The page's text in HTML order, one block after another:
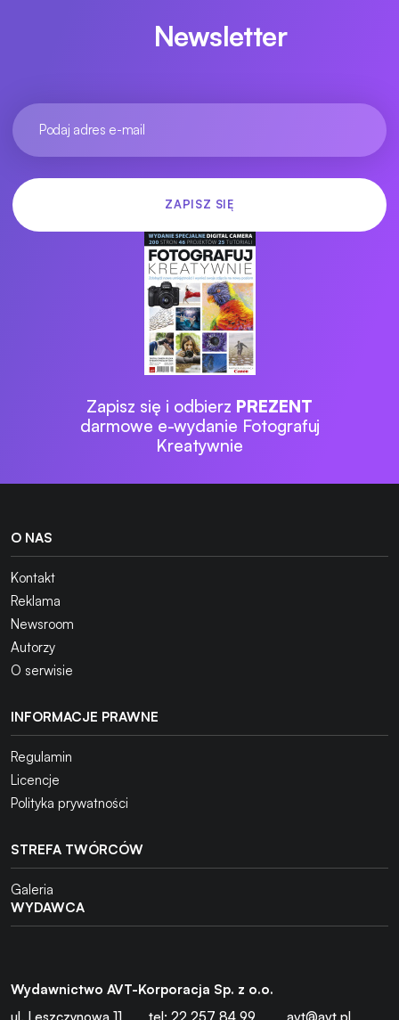
Newsletter
Zapisz się i odbierz PREZENT
darmowe e-wydanie Fotografuj
Kreatywnie
O NAS
Kontakt
Reklama
Newsroom
Autorzy
O serwisie
INFORMACJE PRAWNE
Regulamin
Licencje
Polityka prywatności
STREFA TWÓRCÓW
Galeria
WYDAWCA
Wydawnictwo AVT-Korporacja Sp. z o.o.